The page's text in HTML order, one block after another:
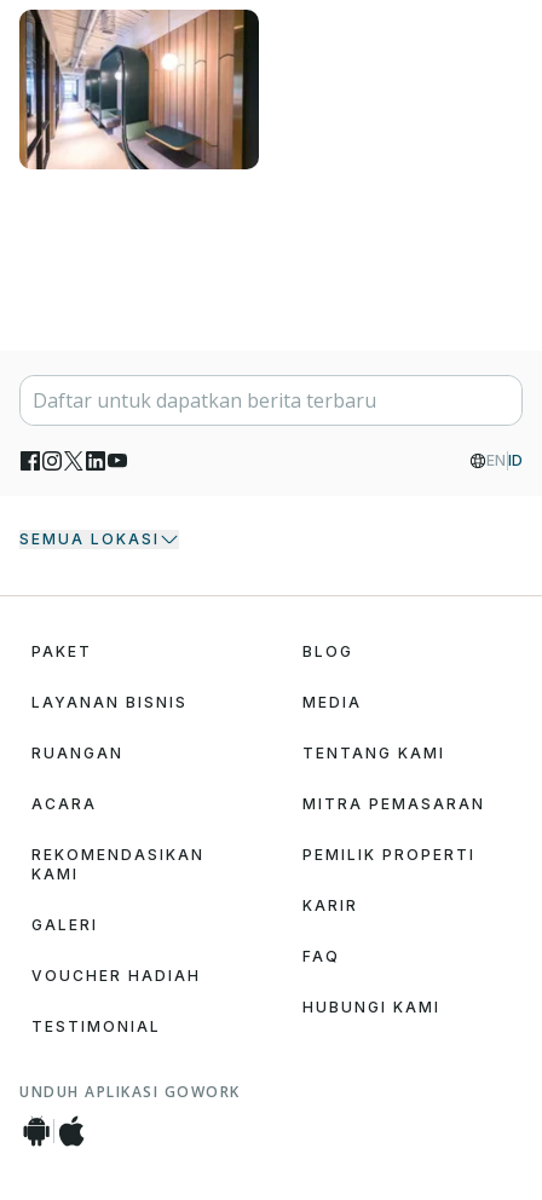
EN ID
SEMUA LOKASI
PAKET
LAYANAN BISNIS
RUANGAN
ACARA
REKOMENDASIKAN
KAMI
GALERI
VOUCHER HADIAH
TESTIMONIAL
BLOG
MEDIA
TENTANG KAMI
MITRA PEMASARAN
PEMILIK PROPERTI
KARIR
FAQ
HUBUNGI KAMI
UNDUH APLIKASI GOWORK